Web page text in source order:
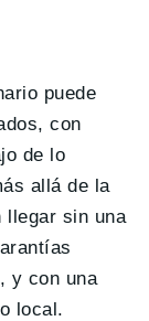
puede
con
de lo
allá de la
llegar sin una
y con una
local.